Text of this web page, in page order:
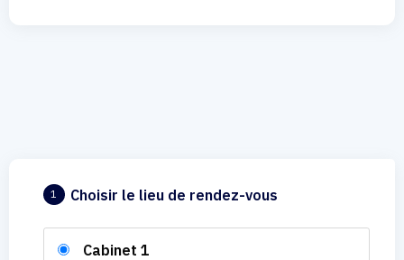
1 Choisir le lieu de rendez-vous
Cabinet 1